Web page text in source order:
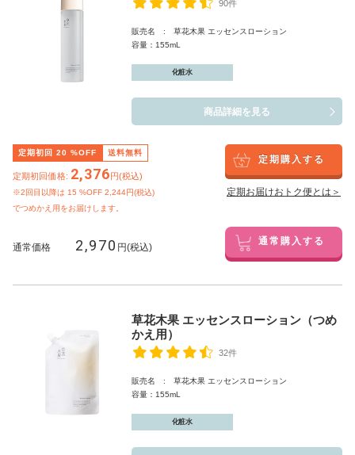
90件
販売名 : 草花木果 エッセンスローション
容量：155mL
化粧水
商品詳細を見る
定期初回 20 %OFF 送料無料
定期初回価格: 2,376円(税込)
※2回目以降は 15 %OFF 2,244円(税込)
でつめかえ用をお届けします。
定期購入する
定期お届けおトク便とは＞
通常価格 2,970 円(税込) 通常購入する
草花木果 エッセンスローション（つめ
かえ用）
32件
販売名 : 草花木果 エッセンスローション
容量：155mL
化粧水